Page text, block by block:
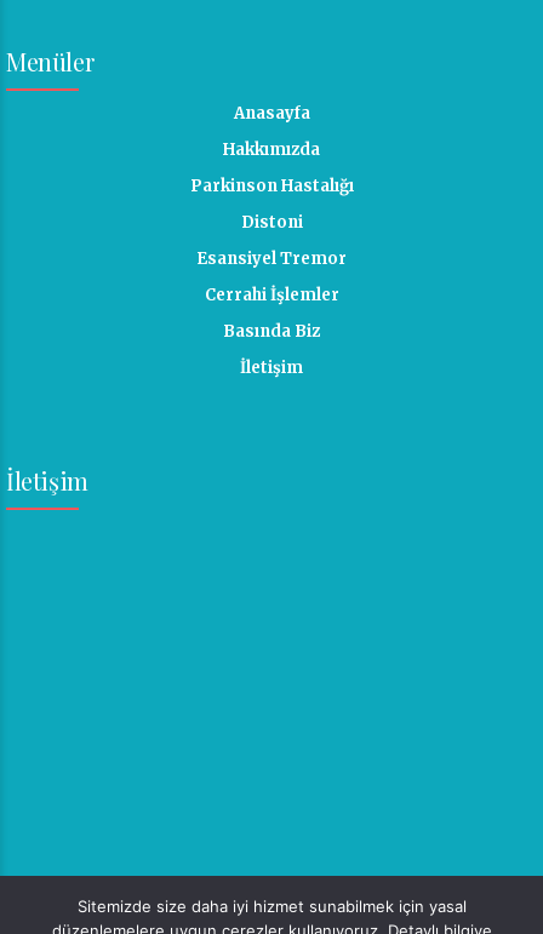
Menüler
Anasayfa
Hakkımızda
Parkinson Hastalığı
Distoni
Esansiyel Tremor
Cerrahi İşlemler
Basında Biz
İletişim
İletişim
Sitemizde size daha iyi hizmet sunabilmek için yasal